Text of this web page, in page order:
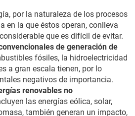
por la naturaleza de los procesos
en la que éstos operan, conlleva
que es difícil de evitar.
de generación de
fósiles, la hidroelectricidad
a gran escala tienen, por lo
negativos de importancia.
renovables no
las energías eólica, solar,
también generan un impacto,